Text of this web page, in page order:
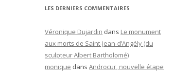
LES DERNIERS COMMENTAIRES
Véronique Dujardin dans Le monument
aux morts de Saint-Jean-d’Angély (du
sculpteur Albert Bartholomé)
monique dans Androcur, nouvelle étape